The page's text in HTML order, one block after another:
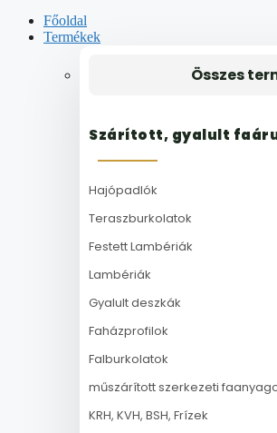
Főoldal
Termékek
Összes
Szárított, gyalult
Hajópadlók
Teraszburkolatok
Festett Lambériák
Lambériák
Gyalult deszkák
Faházprofilok
Falburkolatok
műszárított szerkezeti
KRH, KVH, BSH, Frízek